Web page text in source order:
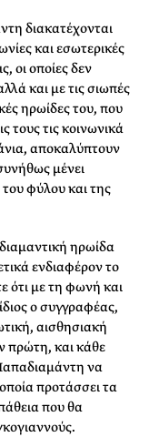
διακατέχονται
και εσωτερικές
οι οποίες δεν
και με τις σιωπές
ηρωίδες του, που
τους τις κοινωνικά
αποκαλύπτουν
μένει
φύλου και της
ηρωίδα
ενδιαφέρον το
ότι με τη φωνή και
ο συγγραφέας,
αισθησιακή
πρώτη, και κάθε
να
προτάσσει τα
που θα